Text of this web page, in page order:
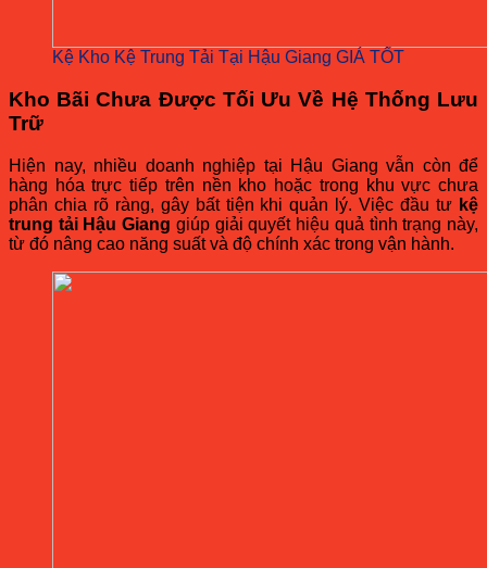
Kệ Kho Kệ Trung Tải Tại Hậu Giang GIÁ TỐT
Kho Bãi Chưa Được Tối Ưu Về Hệ Thống Lưu
Trữ
Hiện nay, nhiều doanh nghiệp tại Hậu Giang vẫn còn để
hàng hóa trực tiếp trên nền kho hoặc trong khu vực chưa
phân chia rõ ràng, gây bất tiện khi quản lý. Việc đầu tư kệ
trung tải Hậu Giang giúp giải quyết hiệu quả tình trạng này,
từ đó nâng cao năng suất và độ chính xác trong vận hành.